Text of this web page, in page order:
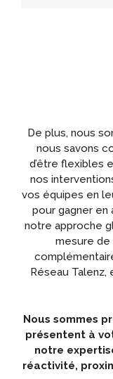
De plus, nous
nous savons
d’être flexibles
nos
vos équipes en
pour gagner en
notre approche
mesure
Réseau
Nous sommes
présentent à
notre
réactivité,